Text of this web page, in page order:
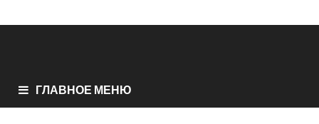
ГЛАВНОЕ МЕНЮ